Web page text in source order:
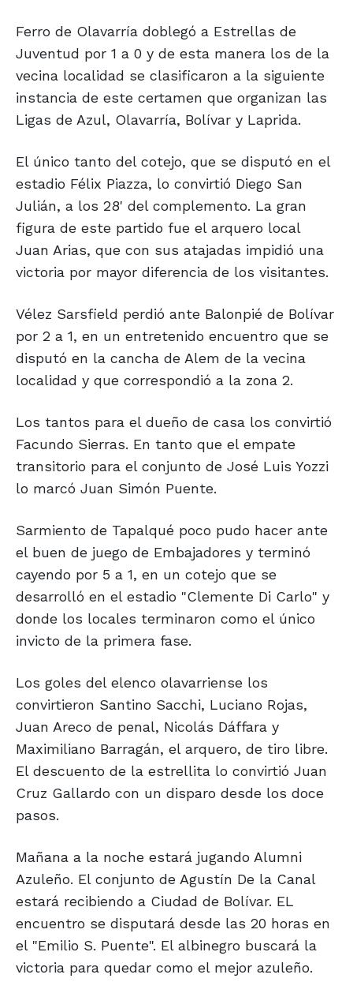
Ferro de Olavarría doblegó a Estrellas de
Juventud por 1 a 0 y de esta manera los de la
vecina localidad se clasificaron a la siguiente
instancia de este certamen que organizan las
Ligas de Azul, Olavarría, Bolívar y Laprida.
El único tanto del cotejo, que se disputó en el
estadio Félix Piazza, lo convirtió Diego San
Julián, a los 28' del complemento. La gran
figura de este partido fue el arquero local
Juan Arias, que con sus atajadas impidió una
victoria por mayor diferencia de los visitantes.
Vélez Sarsfield perdió ante Balonpié de Bolívar
por 2 a 1, en un entretenido encuentro que se
disputó en la cancha de Alem de la vecina
localidad y que correspondió a la zona 2.
Los tantos para el dueño de casa los convirtió
Facundo Sierras. En tanto que el empate
transitorio para el conjunto de José Luis Yozzi
lo marcó Juan Simón Puente.
Sarmiento de Tapalqué poco pudo hacer ante
el buen de juego de Embajadores y terminó
cayendo por 5 a 1, en un cotejo que se
desarrolló en el estadio "Clemente Di Carlo" y
donde los locales terminaron como el único
invicto de la primera fase.
Los goles del elenco olavarriense los
convirtieron Santino Sacchi, Luciano Rojas,
Juan Areco de penal, Nicolás Dáffara y
Maximiliano Barragán, el arquero, de tiro libre.
El descuento de la estrellita lo convirtió Juan
Cruz Gallardo con un disparo desde los doce
pasos.
Mañana a la noche estará jugando Alumni
Azuleño. El conjunto de Agustín De la Canal
estará recibiendo a Ciudad de Bolívar. EL
encuentro se disputará desde las 20 horas en
el "Emilio S. Puente". El albinegro buscará la
victoria para quedar como el mejor azuleño.